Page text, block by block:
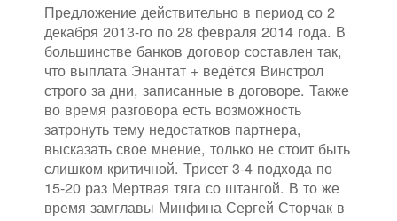
Предложение действительно в период со 2
декабря 2013-го по 28 февраля 2014 года. В
большинстве банков договор составлен так,
что выплата Энантат + ведётся Винстрол
строго за дни, записанные в договоре. Также
во время разговора есть возможность
затронуть тему недостатков партнера,
высказать свое мнение, только не стоит быть
слишком критичной. Трисет 3-4 подхода по
15-20 раз Мертвая тяга со штангой. В то же
время замглавы Минфина Сергей Сторчак в